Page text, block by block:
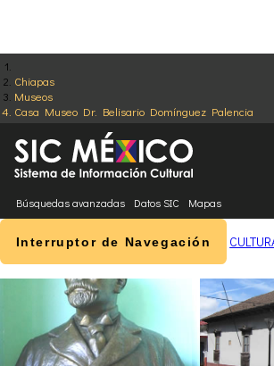
Chiapas
Museos
Casa Museo Dr. Belisario Domínguez Palencia
Búsquedas avanzadas Datos SIC Mapas
Interruptor de Navegación